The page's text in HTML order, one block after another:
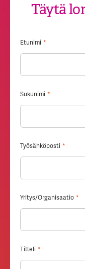
Täytä
Etunimi *
Sukunimi *
Työsähköposti *
Yritys/Organisaatio *
Titteli *